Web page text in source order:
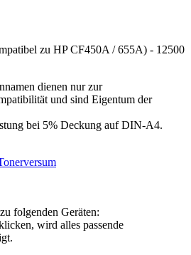
zu HP CF450A / 655A) - 12500
dienen nur zur
und sind Eigentum der
bei 5% Deckung auf DIN-A4.
folgenden Geräten:
wird alles passende